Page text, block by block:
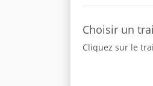
Choisir un
Cliquez sur le